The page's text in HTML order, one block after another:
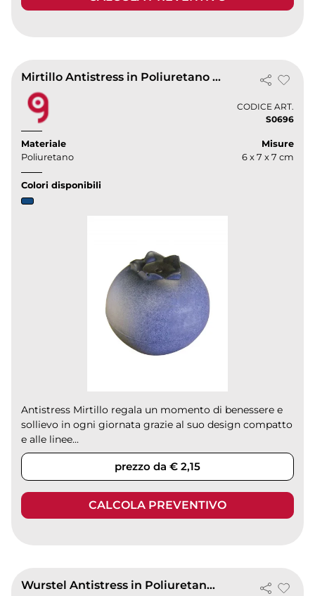
Mirtillo Antistress in Poliuretano Blu 6x7x7cm
CODICE ART.
S0696
Materiale
Poliuretano
Misure
6 x 7 x 7 cm
Colori disponibili
Antistress Mirtillo regala un momento di benessere e
sollievo in ogni giornata grazie al suo design compatto
e alle linee...
prezzo da € 2,15
CALCOLA PREVENTIVO
Wurstel Antistress in Poliuretano 11,8 cm | Morbido e Realistico